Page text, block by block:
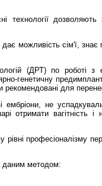
технології
можливість сім'ї,
(ДРТ) по роботі з
генетичну
рекомендовані для
не
отримати вагітність
рівні професіоналізму
даним методом: